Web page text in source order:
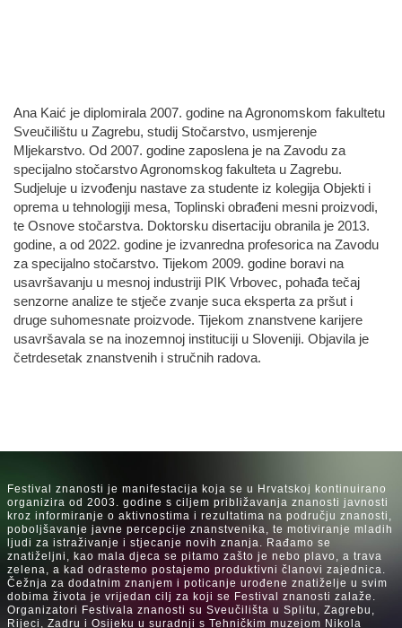
Ana Kaić je diplomirala 2007. godine na Agronomskom fakultetu
Sveučilištu u Zagrebu, studij Stočarstvo, usmjerenje
Mljekarstvo. Od 2007. godine zaposlena je na Zavodu za
specijalno stočarstvo Agronomskog fakulteta u Zagrebu.
Sudjeluje u izvođenju nastave za studente iz kolegija Objekti i
oprema u tehnologiji mesa, Toplinski obrađeni mesni proizvodi,
te Osnove stočarstva. Doktorsku disertaciju obranila je 2013.
godine, a od 2022. godine je izvanredna profesorica na Zavodu
za specijalno stočarstvo. Tijekom 2009. godine boravi na
usavršavanju u mesnoj industriji PIK Vrbovec, pohađa tečaj
senzorne analize te stječe zvanje suca eksperta za pršut i
druge suhomesnate proizvode. Tijekom znanstvene karijere
usavršavala se na inozemnoj instituciji u Sloveniji. Objavila je
četrdesetak znanstvenih i stručnih radova.
Festival znanosti je manifestacija koja se u Hrvatskoj kontinuirano
organizira od 2003. godine s ciljem približavanja znanosti javnosti
kroz informiranje o aktivnostima i rezultatima na području znanosti,
poboljšavanje javne percepcije znanstvenika, te motiviranje mladih
ljudi za istraživanje i stjecanje novih znanja. Rađamo se
znatiželjni, kao mala djeca se pitamo zašto je nebo plavo, a trava
zelena, a kad odrastemo postajemo produktivni članovi zajednica.
Čežnja za dodatnim znanjem i poticanje urođene znatiželje u svim
dobima života je vrijedan cilj za koji se Festival znanosti zalaže.
Organizatori Festivala znanosti su Sveučilišta u Splitu, Zagrebu,
Rijeci, Zadru i Osijeku u suradnji s Tehničkim muzejom Nikola